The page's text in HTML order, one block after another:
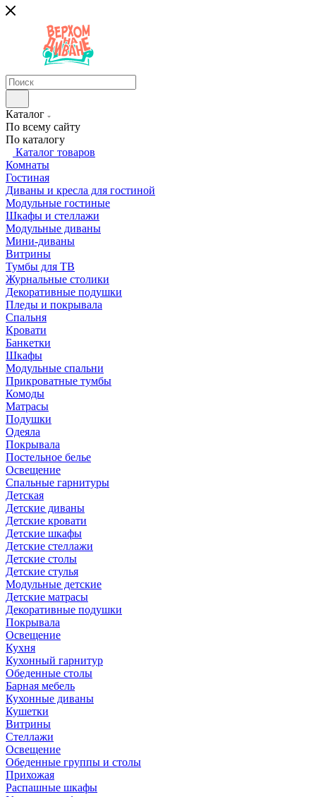
Каталог
По всему сайту
По каталогу
Каталог товаров
Комнаты
Гостиная
Диваны и кресла для гостиной
Модульные гостиные
Шкафы и стеллажи
Модульные диваны
Мини-диваны
Витрины
Тумбы для ТВ
Журнальные столики
Декоративные подушки
Пледы и покрывала
Спальня
Кровати
Банкетки
Шкафы
Модульные спальни
Прикроватные тумбы
Комоды
Матрасы
Подушки
Одеяла
Покрывала
Постельное белье
Освещение
Спальные гарнитуры
Детская
Детские диваны
Детские кровати
Детские шкафы
Детские стеллажи
Детские столы
Детские стулья
Модульные детские
Детские матрасы
Декоративные подушки
Покрывала
Освещение
Кухня
Кухонный гарнитур
Обеденные столы
Барная мебель
Кухонные диваны
Кушетки
Витрины
Стеллажи
Освещение
Обеденные группы и столы
Прихожая
Распашные шкафы